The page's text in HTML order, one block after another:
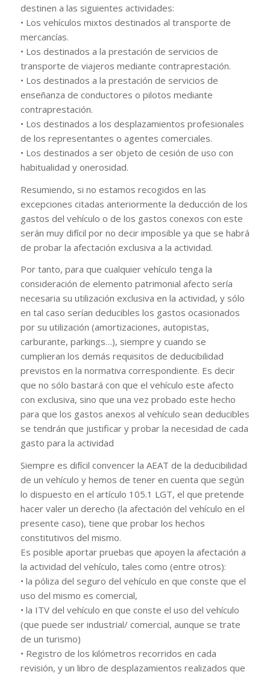
destinen a las siguientes actividades:
• Los vehículos mixtos destinados al transporte de
mercancías.
• Los destinados a la prestación de servicios de
transporte de viajeros mediante contraprestación.
• Los destinados a la prestación de servicios de
enseñanza de conductores o pilotos mediante
contraprestación.
• Los destinados a los desplazamientos profesionales
de los representantes o agentes comerciales.
• Los destinados a ser objeto de cesión de uso con
habitualidad y onerosidad.
Resumiendo, si no estamos recogidos en las
excepciones citadas anteriormente la deducción de los
gastos del vehículo o de los gastos conexos con este
serán muy difícil por no decir imposible ya que se habrá
de probar la afectación exclusiva a la actividad.
Por tanto, para que cualquier vehículo tenga la
consideración de elemento patrimonial afecto sería
necesaria su utilización exclusiva en la actividad, y sólo
en tal caso serían deducibles los gastos ocasionados
por su utilización (amortizaciones, autopistas,
carburante, parkings…), siempre y cuando se
cumplieran los demás requisitos de deducibilidad
previstos en la normativa correspondiente. Es decir
que no sólo bastará con que el vehículo este afecto
con exclusiva, sino que una vez probado este hecho
para que los gastos anexos al vehículo sean deducibles
se tendrán que justificar y probar la necesidad de cada
gasto para la actividad
Siempre es difícil convencer la AEAT de la deducibilidad
de un vehículo y hemos de tener en cuenta que según
lo dispuesto en el artículo 105.1 LGT, el que pretende
hacer valer un derecho (la afectación del vehículo en el
presente caso), tiene que probar los hechos
constitutivos del mismo.
Es posible aportar pruebas que apoyen la afectación a
la actividad del vehículo, tales como (entre otros):
• la póliza del seguro del vehículo en que conste que el
uso del mismo es comercial,
• la ITV del vehículo en que conste el uso del vehículo
(que puede ser industrial/ comercial, aunque se trate
de un turismo)
• Registro de los kilómetros recorridos en cada
revisión, y un libro de desplazamientos realizados que